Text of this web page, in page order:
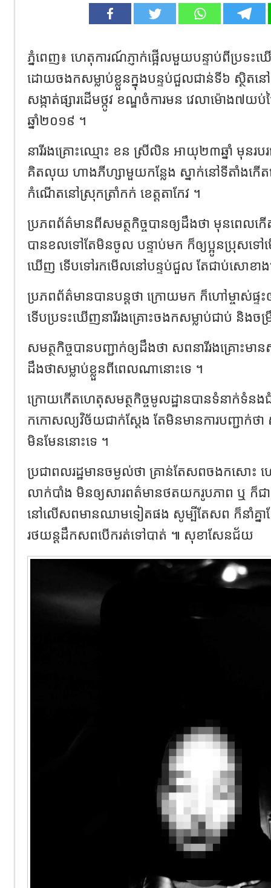
ភ្នំពេញ​៖ ហេតុការណ៍​ភ្ញាក់ផ្អើលមួយបន្ទាប់ពីប្រទះឃើ
ដោយចងកសម្លាប់ខ្លួនក្នុងបន្ទប់ជួលជាន់ទី៦​ ស្ថិតន
សង្កាត់ផ្សារដើមថ្កូវ​ ខណ្ឌចំការមន​ វេលាម៉ោង៧យប់
ឆ្នាំ២០១៩ ។
នារីរងគ្រោះឈ្មោះ ខន ស្រីលិន​ អាយុ២៣ឆ្នាំ​ មុនរប
គិតលុយ ហាងភីហ្សាមួយកន្លែង ស្នាក់នៅទីតាំងកើ
កំណើតនៅស្រុកត្រាំកក់​ ខេត្តតាកែវ ។
ប្រភពព័ត៌មានពីសមត្ថកិច្ចបានឲ្យដឹងថា​ មុនពេលកើ
បានខលទៅតែមិនចូល បន្ទាប់មក ក៏ឲ្យប្អូនប្រុសទៅមើ
ឃើញ ទើបទៅរកមើលនៅបន្ទប់ជួល តែជាប់សោខាង
ប្រភពព័ត៌មានបានបន្តថា​ ក្រោយមក ក៏ហៅម្ចាស់ផ្
ទើបប្រទះឃើញនារីរងគ្រោះចងកសម្លាប់ជាប់ និង
សមត្ថកិច្ចបានបញ្ជាក់ឲ្យដឹងថា​ សពនារីរងគ្រោះ
ដឹងថាសម្លាប់ខ្លួនពីពេលណានោះទេ ។
ក្រោយកើតហេតុសមត្ថកិច្ចមូលដ្ឋានបានទំនាក់ទំនង
កកោសល្យវិច័យជាក់ស្តែង​ តែមិនមានការបញ្ជាក់
មិនមែននោះទេ ។
ប្រជាពលរដ្ឋមានចម្ងល់ថា​ គ្រាន់តែសពចងកសោះ ហ
លាក់បាំង មិនឲ្យសារពត៌មានថតយករូបភាព ឬ ក៏
នៅលើសពមានឈាមទៀតផង​ សូម្បីតែសព ក៏នាំគ្ន
រថយន្តដឹកសពបើករត់ទៅបាត់ ៕ សុខាសែនជ័យ